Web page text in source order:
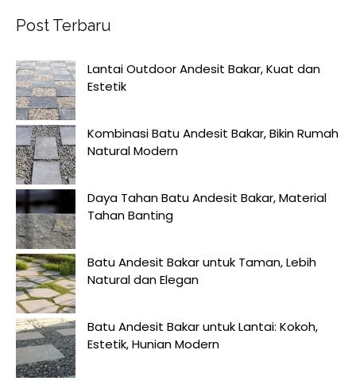
Post Terbaru
Lantai Outdoor Andesit Bakar, Kuat dan
Estetik
Kombinasi Batu Andesit Bakar, Bikin Rumah
Natural Modern
Daya Tahan Batu Andesit Bakar, Material
Tahan Banting
Batu Andesit Bakar untuk Taman, Lebih
Natural dan Elegan
Batu Andesit Bakar untuk Lantai: Kokoh,
Estetik, Hunian Modern